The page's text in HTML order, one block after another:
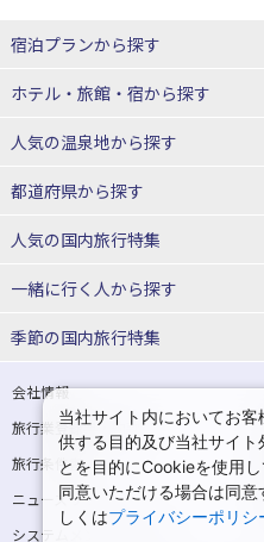
宿泊プランから探す
北海道
東北
青森県
宮城県
山形県
関東
埼玉県
茨城県
ホテル・旅館・宿から探す
北海道ホテル・旅館
青森県ホテル・旅館
宮城県ホテル・旅館
山形県ホテル・旅館
東京都ホテル・旅館
埼玉県ホテル・旅館
茨城県ホテル・旅館
人気の温泉地から探す
北海道
湯の川温泉(北海道)
十勝川温泉(北海道)
洞爺湖温泉(北海道)
層雲峡温泉(北海道)
東北
花巻温泉(岩手)
かみのやま温泉(山形)
都道府県から探す
北海道旅行・ツアー
東北
青森旅行・ツアー
宮城旅行・ツアー
山形旅行・ツアー
人気の国内旅行特集
東京ディズニーリゾート®への旅
一緒に行く人から探す
一人旅 国内版
カップル・夫婦旅行 国内版
卒業旅行・学生旅行 国内版
季節の国内旅行特集
桜・お花見特集
夏休み・お盆の国内旅行
8月の国内旅行
会社情報
旅行業登録票・約款
旅行条件書
ニュースリリース
システムメンテナンスの
当社サイト内においてお
供する目的及び当社サイト
とを目的にCookieを使用
同意いただける場合は同
しくはプライバシーポリシ